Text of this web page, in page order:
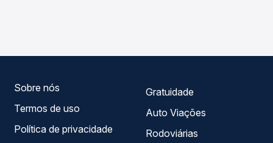
Sobre nós
Termos de uso
Política de privacidade
Gratuidade
Auto Viações
Rodoviárias